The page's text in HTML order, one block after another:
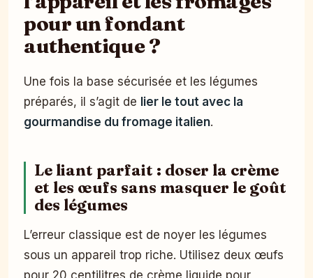
pour un fondant
authentique ?
Une fois la base sécurisée et les légumes
préparés, il s’agit de lier le tout avec la
gourmandise du fromage italien.
Le liant parfait : doser la crème
et les œufs sans masquer le goût
des légumes
L’erreur classique est de noyer les légumes
sous un appareil trop riche. Utilisez deux œufs
pour 20 centilitres de crème liquide pour